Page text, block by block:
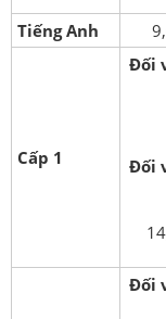
Tiếng Anh
Cấp 1
Đối
Đối
Đối